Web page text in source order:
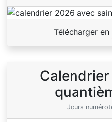
Télécharger en
Jours